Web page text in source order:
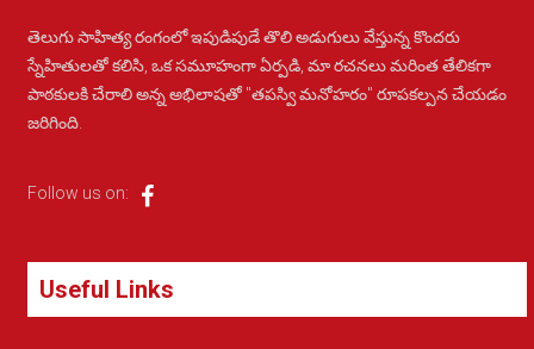
తెలుగు సాహిత్య రంగంలో ఇపుడిపుడే తొలి అడుగులు వేస్తున్న కొందరు
స్నేహితులతో కలిసి, ఒక సమూహంగా ఏర్పడి, మా రచనలు మరింత తేలికగా
పాఠకులకి చేరాలి అన్న అభిలాషతో "తపస్వి మనోహరం" రూపకల్పన చేయడం
జరిగింది.
Follow us on:
Useful Links